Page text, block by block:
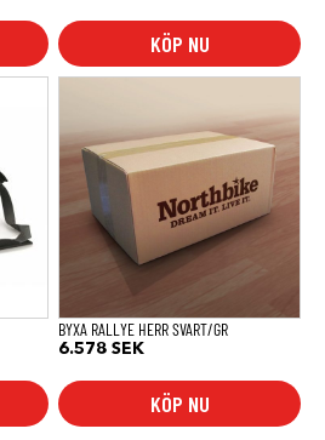
KÖP NU
BYXA RALLYE HERR SVART/GR
6.578 SEK
KÖP NU